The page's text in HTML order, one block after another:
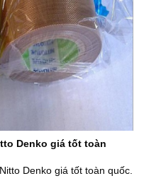
Denko giá tốt toàn
Denko giá tốt toàn quốc.